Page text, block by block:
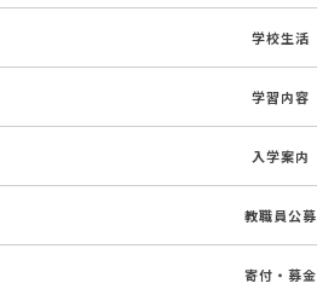
学校生活
学習内容
入学案内
教職員公募
寄付・募金